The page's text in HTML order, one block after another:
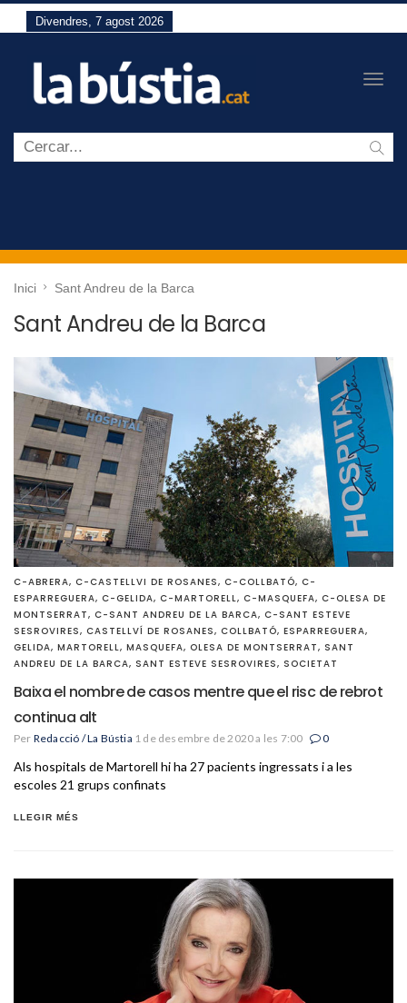
Divendres, 7 agost 2026
Inici Sant Andreu de la Barca
Sant Andreu de la Barca
C-ABRERA, C-CASTELLVI DE ROSANES, C-COLLBATÓ, C-
ESPARREGUERA, C-GELIDA, C-MARTORELL, C-MASQUEFA, C-OLESA DE
MONTSERRAT, C-SANT ANDREU DE LA BARCA, C-SANT ESTEVE
SESROVIRES, CASTELLVÍ DE ROSANES, COLLBATÓ, ESPARREGUERA,
GELIDA, MARTORELL, MASQUEFA, OLESA DE MONTSERRAT, SANT
ANDREU DE LA BARCA, SANT ESTEVE SESROVIRES, SOCIETAT
Baixa el nombre de casos mentre que el risc de rebrot
continua alt
Per Redacció / La Bústia 1 de desembre de 2020 a les 7:00 0
Als hospitals de Martorell hi ha 27 pacients ingressats i a les
escoles 21 grups confinats
LLEGIR MÉS